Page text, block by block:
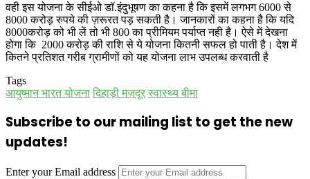
वही इस योजना के सीईओ डॉ.इंदुभूषण का कहना है कि इसमें लगभग 6000 से
8000 करोड़ रुपये की ज़रूरत पड़ सकती है। जानकारों का कहना है कि यदि
8000करोड़ को भी लें तो भी 800 का प्रीमियम पर्याप्त नही है। ऐसे में देखना
होगा कि 2000 करोड़ की राशि से ये योजना कितनी सफल हो पाती है। देश में
कितने प्रतिशत गरीब ग्रामीणों को यह योजना लाभ उपलब्ध करवाती है
Tags
आयुष्मान भारत योजना दिहाड़ी मज़दूर स्वास्थ्य बीमा
Subscribe to our mailing list to get the new
updates!
Enter your Email address